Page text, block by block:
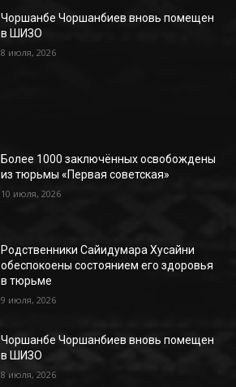
Чоршанбе Чоршанбиев вновь помещен
в ШИЗО
8 июля, 2026
Более 1000 заключённых освобождены
из тюрьмы «Первая советская»
10 июля, 2026
Родственники Сайидумара Хусайни
обеспокоены состоянием его здоровья
в тюрьме
9 июля, 2026
Чоршанбе Чоршанбиев вновь помещен
в ШИЗО
8 июля, 2026